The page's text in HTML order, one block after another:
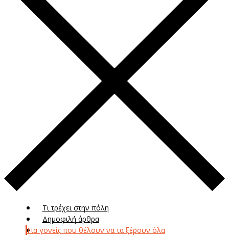
Τι τρέχει στην πόλη
Δημοφιλή άρθρα
Για γονείς που θέλουν να τα ξέρουν όλα